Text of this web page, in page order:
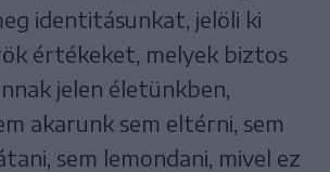
identitásunkat, jelöli ki
értékeket, melyek biztos
jelen életünkben,
akarunk sem eltérni, sem
sem lemondani, mivel ez